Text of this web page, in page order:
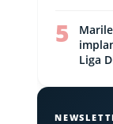
5
Liga